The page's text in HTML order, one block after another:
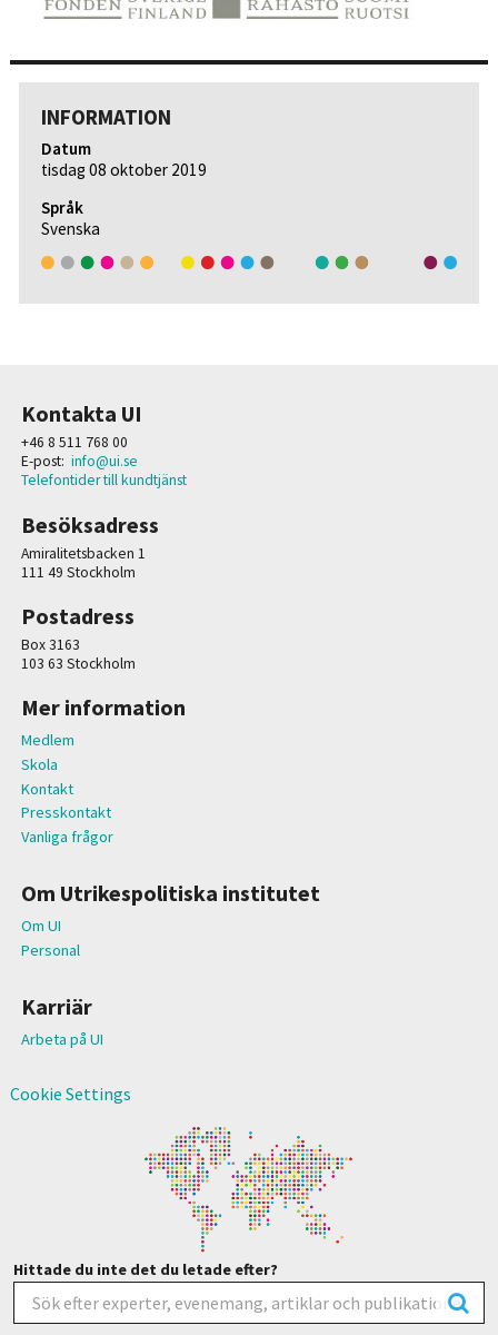
INFORMATION
Datum
tisdag 08 oktober 2019
Språk
Svenska
Kontakta UI
+46 8 511 768 00
E-post: info@ui.se
Telefontider till kundtjänst
Besöksadress
Amiralitetsbacken 1
111 49 Stockholm
Postadress
Box 3163
103 63 Stockholm
Mer information
Medlem
Skola
Kontakt
Presskontakt
Vanliga frågor
Om Utrikespolitiska institutet
Om UI
Personal
Karriär
Arbeta på UI
Cookie Settings
Hittade du inte det du letade efter?